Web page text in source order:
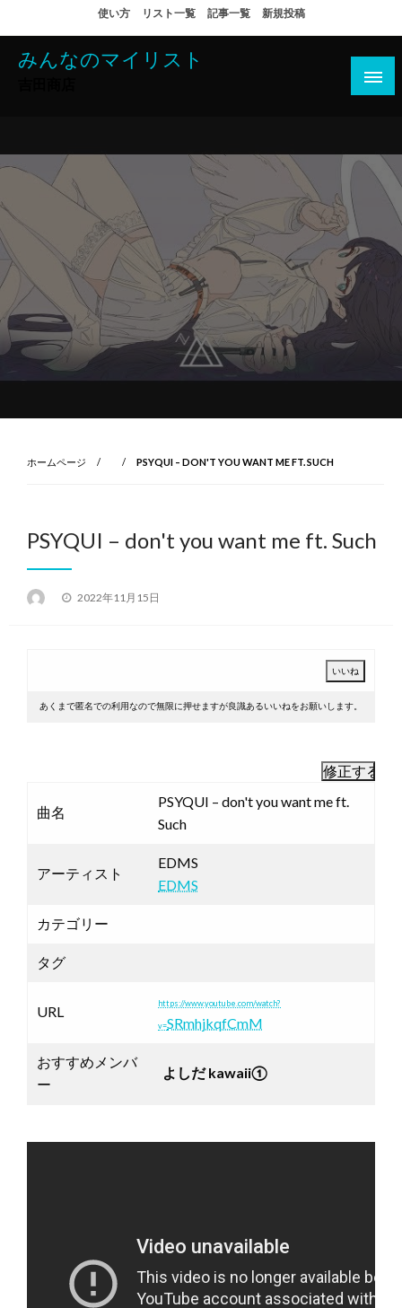
ン
キ
プ
使い方 リスト一覧 記事一覧 新規投稿
みんなのマイリスト
ホームページ PSYQUI – DON'T YOU WANT ME FT. SUCH
PSYQUI – don't you want me ft. Such
投
2022年11月15日
あくまで匿名での利用なので無限に押せますが良識あるいいねをお願いします。
曲名
PSYQUI – don't you want me ft.
Such
アーティスト
EDMS
EDMS
カテゴリー
タグ
URL https://www.youtube.com/watch?
v=SRmhjkqfCmM
おすすめメンバ
ー
よしだ kawaii①